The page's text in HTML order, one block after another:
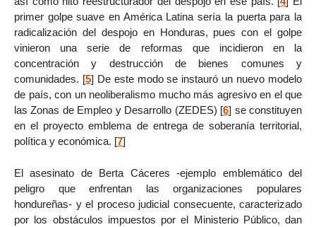
primer golpe suave en América Latina sería la puerta para la
radicalización del despojo en Honduras, pues con el golpe
vinieron una serie de reformas que incidieron en la
concentración y destrucción de bienes comunes y
comunidades. [5] De este modo se instauró un nuevo modelo
de país, con un neoliberalismo mucho más agresivo en el que
las Zonas de Empleo y Desarrollo (ZEDES) [6] se constituyen
en el proyecto emblema de entrega de soberanía territorial,
política y económica. [7]
El asesinato de Berta Cáceres -ejemplo emblemático del
peligro que enfrentan las organizaciones populares
hondureñas- y el proceso judicial consecuente, caracterizado
por los obstáculos impuestos por el Ministerio Público, dan